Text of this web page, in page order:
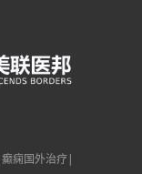
癫痫国外治疗|